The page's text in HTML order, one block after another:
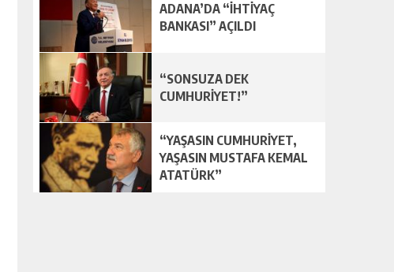
ADANA’DA “İHTİYAÇ
BANKASI” AÇILDI
“SONSUZA DEK
CUMHURİYET!”
“YAŞASIN CUMHURİYET,
YAŞASIN MUSTAFA KEMAL
ATATÜRK”